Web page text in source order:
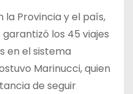
la Provincia y el país,
los 45 viajes
en el sistema
Marinucci, quien
de seguir